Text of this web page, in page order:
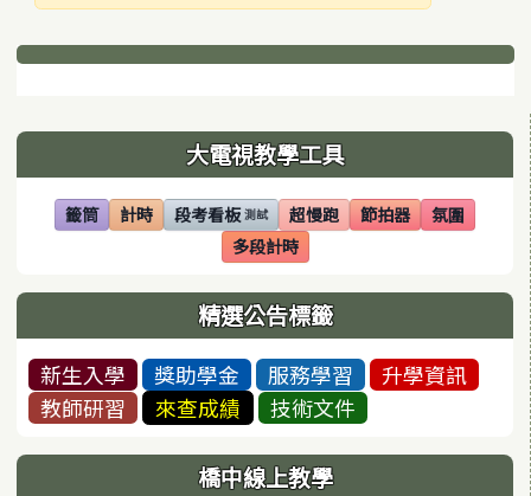
下中區域內容
左邊區域內容 大電視教學工具
籤筒
(另開視窗)
計時
(另開視窗)段考看板 測試
(另開視窗) 超慢跑
(另開視窗)節拍器
(另開視窗)氛圍
(另開視窗)
多段計時
(另開視窗)
精選公告標籤
新生入學 獎助學金 服務學習
升學資訊
教師研習
來查成績 技術文件
橋中線上教學